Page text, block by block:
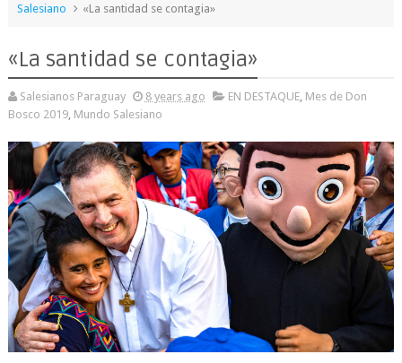
Salesiano
«La santidad se contagia»
«La santidad se contagia»
Salesianos Paraguay 8 years ago EN DESTAQUE, Mes de Don
Bosco 2019, Mundo Salesiano